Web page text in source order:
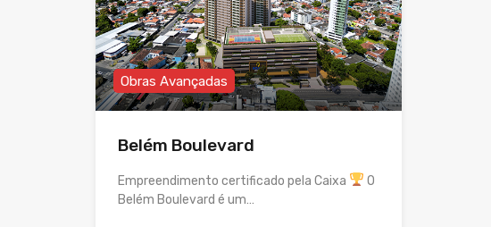
Obras Avançadas
Belém Boulevard
Empreendimento certificado pela Caixa
O
Belém Boulevard é um…